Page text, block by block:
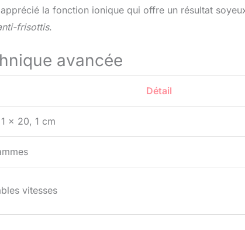
la fonction ionique qui offre un résultat
frisottis.
avancée
Détail
x 20, 1 cm
vitesses